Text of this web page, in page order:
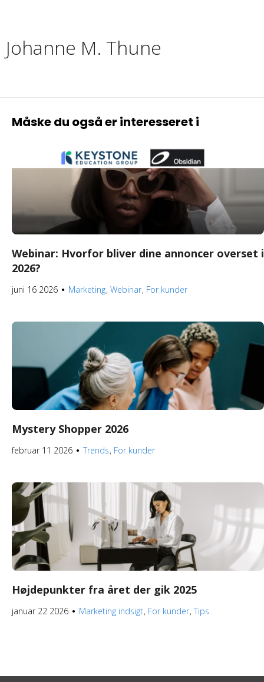
Johanne M. Thune
Måske du også er interesseret i
Webinar: Hvorfor bliver dine annoncer overset i
2026?
juni 16 2026 ● Marketing Webinar For kunder
Mystery Shopper 2026
februar 11 2026 ● Trends For kunder
Højdepunkter fra året der gik 2025
januar 22 2026 ● Marketing indsigt For kunder Tips